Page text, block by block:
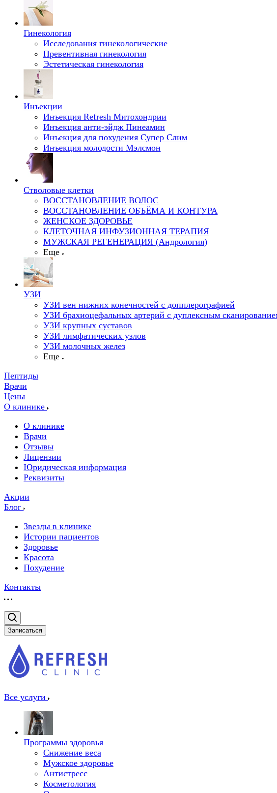
Гинекология
Исследования гинекологические
Превентивная гинекология
Эстетическая гинекология
Инъекции
Инъекция Refresh Митохондрии
Инъекция анти-эйдж Пинеамин
Инъекция для похудения Супер Слим
Инъекция молодости Мэлсмон
Стволовые клетки
ВОССТАНОВЛЕНИЕ ВОЛОС
ВОССТАНОВЛЕНИЕ ОБЪЁМА И КОНТУРА
ЖЕНСКОЕ ЗДОРОВЬЕ
КЛЕТОЧНАЯ ИНФУЗИОННАЯ ТЕРАПИЯ
МУЖСКАЯ РЕГЕНЕРАЦИЯ (Андрология)
Еще
УЗИ
УЗИ вен нижних конечностей с допплерографией
УЗИ брахиоцефальных артерий с дуплексным
УЗИ крупных суставов
УЗИ лимфатических узлов
УЗИ молочных желез
Еще
Пептиды
Врачи
Цены
О клинике
О клинике
Врачи
Отзывы
Лицензии
Юридическая информация
Реквизиты
Акции
Блог
Звезды в клинике
Истории пациентов
Здоровье
Красота
Похудение
Контакты
Записаться
Все услуги
Программы здоровья
Снижение веса
Мужское здоровье
Антистресс
Косметология